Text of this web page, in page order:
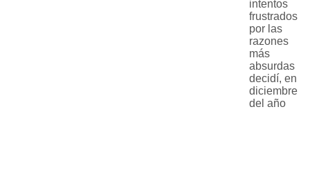
intentos
frustrados
por las
razones
más
absurdas
decidí, en
diciembre
del año